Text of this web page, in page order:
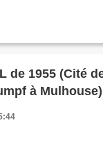
de 1955 (Cité
à Mulhouse)